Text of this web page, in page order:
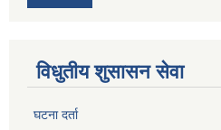
विधुतीय शुसासन सेवा
घटना दर्ता